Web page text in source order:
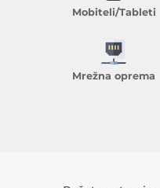
Mobiteli/Tableti
Mrežna oprema